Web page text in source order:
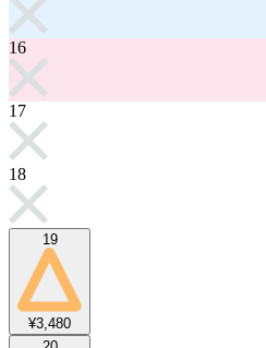
16
17
18
19
¥3,480